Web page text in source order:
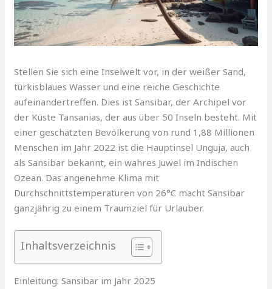
Stellen Sie sich eine Inselwelt vor, in der weißer Sand,
türkisblaues Wasser und eine reiche Geschichte
aufeinandertreffen. Dies ist Sansibar, der Archipel vor
der Küste Tansanias, der aus über 50 Inseln besteht. Mit
einer geschätzten Bevölkerung von rund 1,88 Millionen
Menschen im Jahr 2022 ist die Hauptinsel Unguja, auch
als Sansibar bekannt, ein wahres Juwel im Indischen
Ozean. Das angenehme Klima mit
Durchschnittstemperaturen von 26°C macht Sansibar
ganzjährig zu einem Traumziel für Urlauber.
Inhaltsverzeichnis
Einleitung: Sansibar im Jahr 2025